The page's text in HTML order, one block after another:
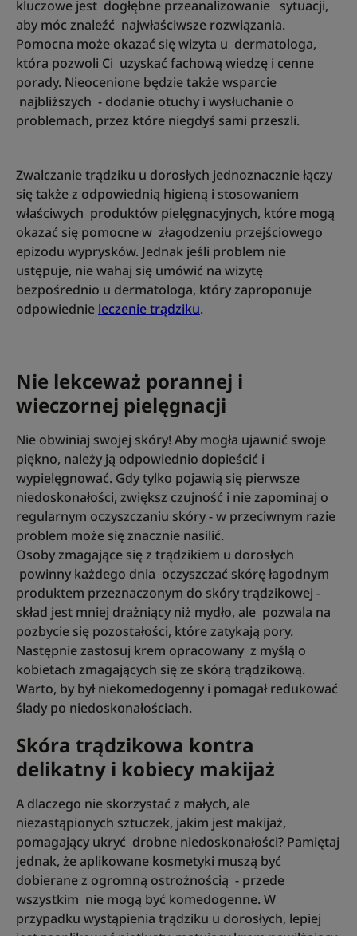
kluczowe jest dogłębne przeanalizowanie sytuacji,
aby móc znaleźć najwłaściwsze rozwiązania.
Pomocna może okazać się wizyta u dermatologa,
która pozwoli Ci uzyskać fachową wiedzę i cenne
porady. Nieocenione będzie także wsparcie
najbliższych - dodanie otuchy i wysłuchanie o
problemach, przez które niegdyś sami przeszli.
Zwalczanie trądziku u dorosłych jednoznacznie łączy
się także z odpowiednią higieną i stosowaniem
właściwych produktów pielęgnacyjnych, które mogą
okazać się pomocne w złagodzeniu przejściowego
epizodu wyprysków. Jednak jeśli problem nie
ustępuje, nie wahaj się umówić na wizytę
bezpośrednio u dermatologa, który zaproponuje
odpowiednie leczenie trądziku.
Nie lekceważ porannej i
wieczornej pielęgnacji
Nie obwiniaj swojej skóry! Aby mogła ujawnić swoje
piękno, należy ją odpowiednio dopieścić i
wypielęgnować. Gdy tylko pojawią się pierwsze
niedoskonałości, zwiększ czujność i nie zapominaj o
regularnym oczyszczaniu skóry - w przeciwnym razie
problem może się znacznie nasilić.
Osoby zmagające się z trądzikiem u dorosłych
powinny każdego dnia oczyszczać skórę łagodnym
produktem przeznaczonym do skóry trądzikowej -
skład jest mniej drażniący niż mydło, ale pozwala na
pozbycie się pozostałości, które zatykają pory.
Następnie zastosuj krem opracowany z myślą o
kobietach zmagających się ze skórą trądzikową.
Warto, by był niekomedogenny i pomagał redukować
ślady po niedoskonałościach.
Skóra trądzikowa kontra
delikatny i kobiecy makijaż
A dlaczego nie skorzystać z małych, ale
niezastąpionych sztuczek, jakim jest makijaż,
pomagający ukryć drobne niedoskonałości? Pamiętaj
jednak, że aplikowane kosmetyki muszą być
dobierane z ogromną ostrożnością - przede
wszystkim nie mogą być komedogenne. W
przypadku wystąpienia trądziku u dorosłych, lepiej